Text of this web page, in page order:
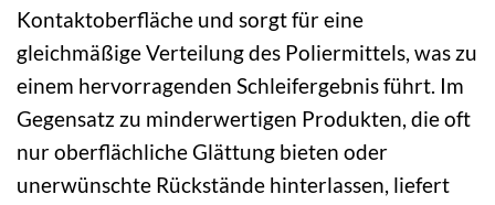
Kontaktoberfläche und sorgt für eine
gleichmäßige Verteilung des Poliermittels, was zu
einem hervorragenden Schleifergebnis führt. Im
Gegensatz zu minderwertigen Produkten, die oft
nur oberflächliche Glättung bieten oder
unerwünschte Rückstände hinterlassen, liefert